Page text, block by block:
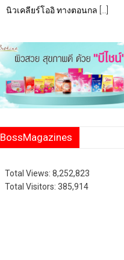
นิวเคลียร์โออิ ทางตอนกล […]
BossMagazines
Total Views:8,252,823
Total Visitors:385,914